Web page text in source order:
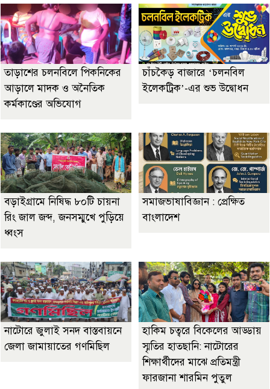
তাড়াশের চলনবিলে পিকনিকের
আড়ালে মাদক ও অনৈতিক
কর্মকাণ্ডের অভিযোগ
চাঁচকৈড় বাজারে ‘চলনবিল
ইলেকট্রিক’-এর শুভ উদ্বোধন
বড়াইগ্রামে নিষিদ্ধ ৮০টি চায়না
রিং জাল জব্দ, জনসম্মুখে পুড়িয়ে
ধ্বংস
সমাজভাষাবিজ্ঞান : প্রেক্ষিত
বাংলাদেশ
নাটোরে জুলাই সনদ বাস্তবায়নে
জেলা জামায়াতের গণমিছিল
হাকিম চত্বরে বিকেলের আড্ডায়
স্মৃতির হাতছানি: নাটোরের
শিক্ষার্থীদের মাঝে প্রতিমন্ত্রী
ফারজানা শারমিন পুতুল